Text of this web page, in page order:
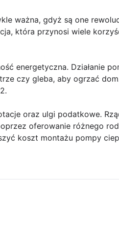
ważna, gdyż są one
która przynosi wiele
energetyczna. Działanie
czy gleba, aby ogrzać
oraz ulgi podatkowe.
oferowanie różnego
koszt montażu pompy